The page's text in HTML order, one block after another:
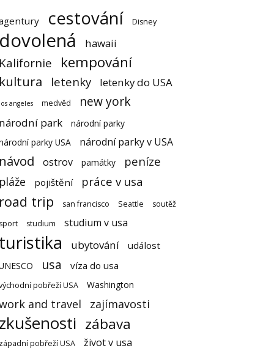
cestování Disney
hawaii
kempování
letenky letenky do USA
angeles medvěd new york
park
národní parky
parky USA
národní parky v USA
ostrov památky peníze
pojištění práce v usa
trip san francisco Seattle
soutěž
studium studium v usa
ubytování událost
usa víza do usa
pobřeží USA Washington
and travel zajímavosti
zábava
pobřeží USA život v usa